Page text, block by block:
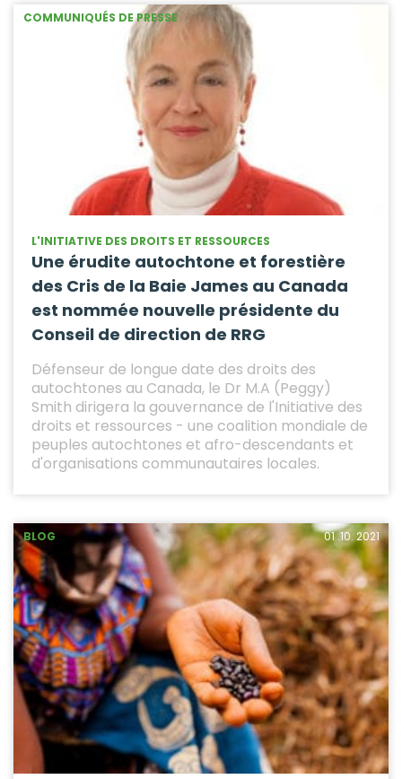
L'INITIATIVE DES DROITS ET RESSOURCES
COMMUNIQUÉS DE PRESSE
Une érudite autochtone et forestière
des Cris de la Baie James au Canada
est nommée nouvelle présidente du
Conseil de direction de RRG
Défenseur de longue date des droits des
autochtones au Canada, le Dr M.A (Peggy)
Smith dirigera la gouvernance de l'Initiative des
droits et ressources - une coalition mondiale de
peuples autochtones et afro-descendants et
d'organisations communautaires locales.
01 .10. 2021
BLOG